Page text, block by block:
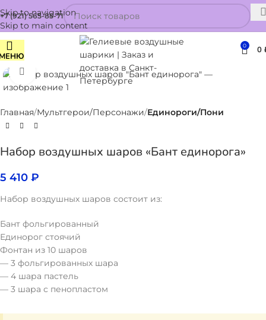
Skip to navigation
Skip to main content
+7 (921) 565-85-71
0 0
Нажмите, чтобы увеличить
Главная Мультгерои/Персонажи Единороги/Пони
Набор воздушных шаров «Бант единорога»
5 410 ₽
Набор воздушных шаров состоит из:
Бант фольгированный
Единорог стоячий
Фонтан из 10 шаров
— 3 фольгированных шара
— 4 шара пастель
— 3 шара с пенопластом